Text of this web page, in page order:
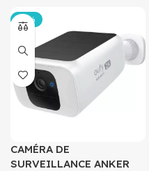
-58%
CAMÉRA DE
SURVEILLANCE ANKER